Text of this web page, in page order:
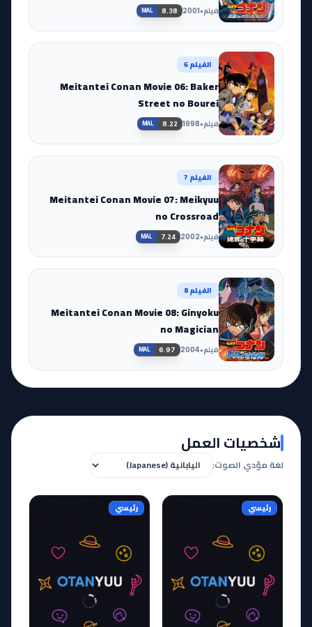
فيلم•
2001
MAL 8.38
الفيلم 6
Meitantei Conan Movie 06: Baker
Street no Bourei
فيلم•
1998
MAL 8.22
الفيلم 7
Meitantei Conan Movie 07: Meikyuu
no Crossroad
فيلم•
2002
MAL 7.24
الفيلم 8
Meitantei Conan Movie 08: Ginyoku
no Magician
فيلم•
2004
MAL 6.97
شخصيات العمل
لغة مؤدي الصوت:
رئيسي رئيسي